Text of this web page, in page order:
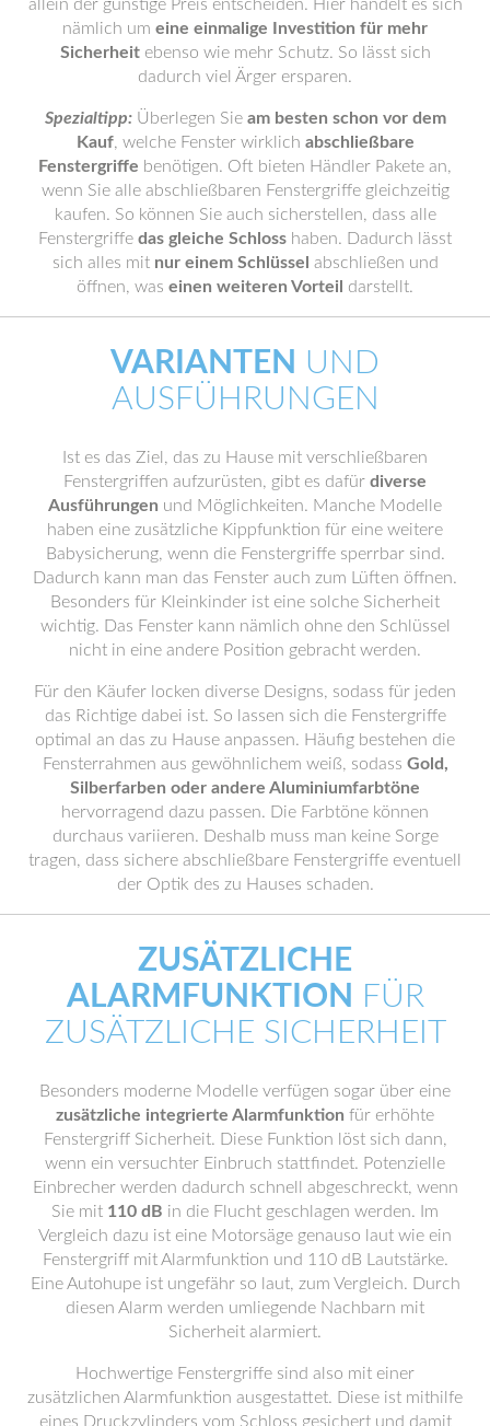
allein der günstige Preis entscheiden. Hier handelt es sich
nämlich um eine einmalige Investition für mehr
Sicherheitebenso wie mehr Schutz. So lässt sich
dadurch viel Ärger ersparen.
Spezialtipp:Überlegen Sie am besten schon vor dem
Kauf, welche Fenster wirklich abschließbare
Fenstergriffe benötigen. Oft bieten Händler Pakete an,
wenn Sie alle abschließbaren Fenstergriffe gleichzeitig
kaufen. So können Sie auch sicherstellen, dass alle
Fenstergriffe das gleiche Schloss haben. Dadurch lässt
sich alles mit nur einem Schlüssel abschließen und
öffnen, was einen weiteren Vorteil darstellt.
VARIANTEN UND
AUSFÜHRUNGEN
Ist es das Ziel, das zu Hause mit verschließbaren
Fenstergriffen aufzurüsten, gibt es dafür diverse
Ausführungen und Möglichkeiten. Manche Modelle
haben eine zusätzliche Kippfunktion für eine weitere
Babysicherung, wenn die Fenstergriffe sperrbar sind.
Dadurch kann man das Fenster auch zum Lüften öffnen.
Besonders für Kleinkinder ist eine solche Sicherheit
wichtig. Das Fenster kann nämlich ohne den Schlüssel
nicht in eine andere Position gebracht werden.
Für den Käufer locken diverse Designs, sodass für jeden
das Richtige dabei ist. So lassen sich die Fenstergriffe
optimal an das zu Hause anpassen. Häufig bestehen die
Fensterrahmen aus gewöhnlichem weiß, sodass Gold,
Silberfarben oder andere Aluminiumfarbtöne
hervorragend dazu passen. Die Farbtöne können
durchaus variieren. Deshalb muss man keine Sorge
tragen, dass sichere abschließbare Fenstergriffe eventuell
der Optik des zu Hauses schaden.
ZUSÄTZLICHE
ALARMFUNKTION FÜR
ZUSÄTZLICHE SICHERHEIT
Besonders moderne Modelle verfügen sogar über eine
zusätzliche integrierte Alarmfunktion für erhöhte
Fenstergriff Sicherheit. Diese Funktion löst sich dann,
wenn ein versuchter Einbruch stattfindet. Potenzielle
Einbrecher werden dadurch schnell abgeschreckt, wenn
Sie mit 110 dB in die Flucht geschlagen werden. Im
Vergleich dazu ist eine Motorsäge genauso laut wie ein
Fenstergriff mit Alarmfunktion und 110 dB Lautstärke.
Eine Autohupe ist ungefähr so laut, zum Vergleich. Durch
diesen Alarm werden umliegende Nachbarn mit
Sicherheit alarmiert.
Hochwertige Fenstergriffe sind also mit einer
zusätzlichen Alarmfunktion ausgestattet. Diese ist mithilfe
eines Druckzylinders vom Schloss gesichert und damit